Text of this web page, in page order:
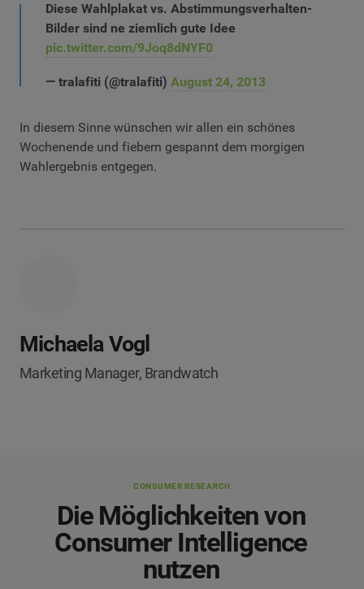
Diese Wahlplakat vs. Abstimmungsverhalten-
Bilder sind ne ziemlich gute Idee
pic.twitter.com/9Joq8dNYF0
— tralafiti (@tralafiti) August 24, 2013
In diesem Sinne wünschen wir allen ein schönes
Wochenende und fiebern gespannt dem morgigen
Wahlergebnis entgegen.
Michaela Vogl
Marketing Manager, Brandwatch
CONSUMER RESEARCH
Die Möglichkeiten von
Consumer Intelligence
nutzen